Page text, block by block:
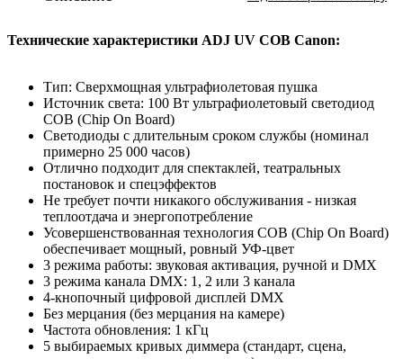
Технические характеристики ADJ UV COB Canon:
Тип: Сверхмощная ультрафиолетовая пушка
Источник света: 100 Вт ультрафиолетовый светодиод
COB (Chip On Board)
Светодиоды с длительным сроком службы (номинал
примерно 25 000 часов)
Отлично подходит для спектаклей, театральных
постановок и спецэффектов
Не требует почти никакого обслуживания - низкая
теплоотдача и энергопотребление
Усовершенствованная технология COB (Chip On Board)
обеспечивает мощный, ровный УФ-цвет
3 режима работы: звуковая активация, ручной и DMX
3 режима канала DMX: 1, 2 или 3 канала
4-кнопочный цифровой дисплей DMX
Без мерцания (без мерцания на камере)
Частота обновления: 1 кГц
5 выбираемых кривых диммера (стандарт, сцена,